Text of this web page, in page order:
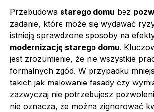
Przebudowa starego domu bez
zadanie, które może się wydawać
istnieją sprawdzone sposoby na
modernizację starego domu.
jest zrozumienie, że nie wszystkie
formalnych zgód. W przypadku
takich jak malowanie fasady czy
zazwyczaj nie potrzebujesz
nie oznacza, że można zignorować